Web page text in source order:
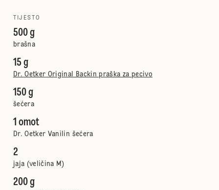
TIJESTO
500 g
brašna
15 g
Dr. Oetker Original Backin praška za pecivo
150 g
šećera
1 omot
Dr. Oetker Vanilin šećera
2
jaja (veličina M)
200 g